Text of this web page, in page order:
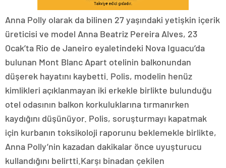
Anna Polly olarak da bilinen 27 yaşındaki yetişkin içerik
üreticisi ve model Anna Beatriz Pereira Alves, 23
Ocak’ta Rio de Janeiro eyaletindeki Nova Iguacu’da
bulunan Mont Blanc Apart otelinin balkonundan
düşerek hayatını kaybetti. Polis, modelin henüz
kimlikleri açıklanmayan iki erkekle birlikte bulunduğu
otel odasının balkon korkuluklarına tırmanırken
kaydığını düşünüyor. Polis, soruşturmayı kapatmak
için kurbanın toksikoloji raporunu beklemekle birlikte,
Anna Polly’nin kazadan dakikalar önce uyuşturucu
kullandığını belirtti.Karşı binadan çekilen